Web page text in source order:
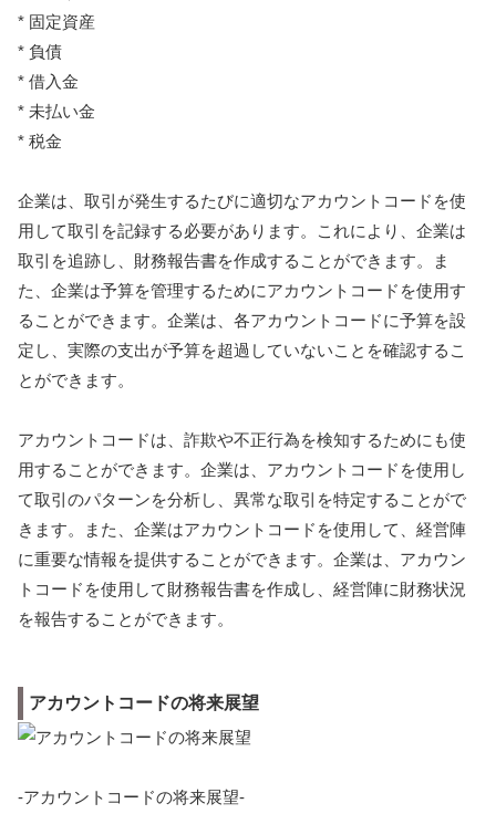
* 固定資産
* 負債
* 借入金
* 未払い金
* 税金
企業は、取引が発生するたびに適切なアカウントコードを使
用して取引を記録する必要があります。これにより、企業は
取引を追跡し、財務報告書を作成することができます。ま
た、企業は予算を管理するためにアカウントコードを使用す
ることができます。企業は、各アカウントコードに予算を設
定し、実際の支出が予算を超過していないことを確認するこ
とができます。
アカウントコードは、詐欺や不正行為を検知するためにも使
用することができます。企業は、アカウントコードを使用し
て取引のパターンを分析し、異常な取引を特定することがで
きます。また、企業はアカウントコードを使用して、経営陣
に重要な情報を提供することができます。企業は、アカウン
トコードを使用して財務報告書を作成し、経営陣に財務状況
を報告することができます。
アカウントコードの将来展望
-アカウントコードの将来展望-